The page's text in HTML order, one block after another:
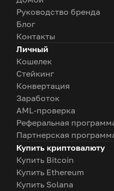
Руководство бренда
Блог
Контакты
Личный
Кошелек
Стейкинг
Конвертация
Заработок
AML-проверка
Реферальная
Партнерская
Купить криптовалюту
Купить Bitcoin
Купить Ethereum
Купить Solana